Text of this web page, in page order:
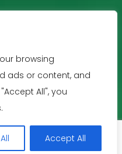
browsing
ads or content, and
All", you
Accept All
policy Disclaimer